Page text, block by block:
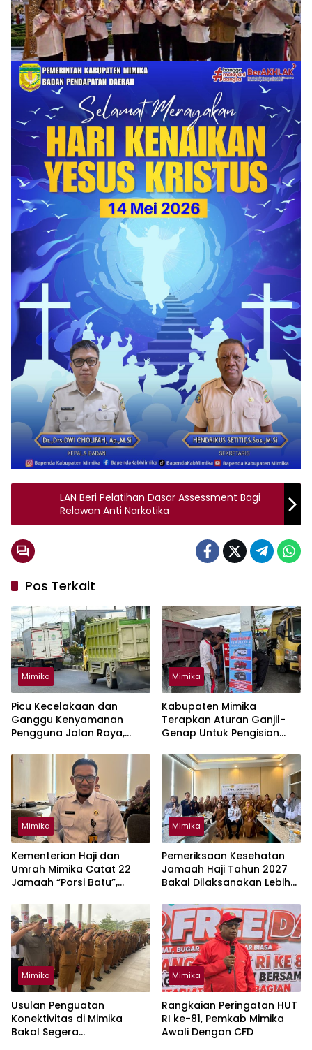
LAN Beri Pelatihan Dasar Assessment Bagi
Relawan Anti Narkotika
Pos Terkait
Mimika
Picu Kecelakaan dan
Ganggu Kenyamanan
Pengguna Jalan Raya,
Tutup Muatan Pakai Terpal
Mimika
Kabupaten Mimika
Terapkan Aturan Ganjil-
Genap Untuk Pengisian
Mimika
Kementerian Haji dan
Umrah Mimika Catat 22
Jamaah “Porsi Batu”,
Mimika
Pemeriksaan Kesehatan
Jamaah Haji Tahun 2027
Bakal Dilaksanakan Lebih
Mimika
Usulan Penguatan
Konektivitas di Mimika
Bakal Segera
Mimika
Rangkaian Peringatan HUT
RI ke-81, Pemkab Mimika
Awali Dengan CFD